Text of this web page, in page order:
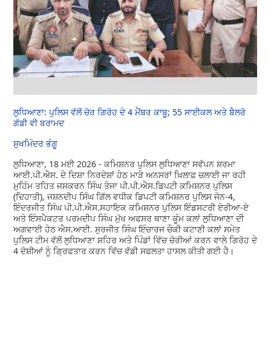
ਲੁਧਿਆਣਾ: ਪੁਲਿਸ ਵੱਲੋਂ ਚੋਰ ਗਿਰੋਹ ਦੇ 4 ਮੈਂਬਰ ਕਾਬੂ; 55 ਸਾਈਕਲ ਅਤੇ ਬੈਲਰੋ
ਗੱਡੀ ਵੀ ਬਰਾਮਦ
ਸੁਖਮਿੰਦਰ ਭੰਗੂ
ਲੁਧਿਆਣਾ, 18 ਮਈ 2026 - ਕਮਿਸ਼ਨਰ ਪੁਲਿਸ ਲੁਧਿਆਣਾ ਸਵੱਪਨ ਸ਼ਰਮਾ
ਆਈ.ਪੀ.ਐਸ. ਦੇ ਦਿਸ਼ਾ ਨਿਰਦੇਸ਼ਾਂ ਹੇਠ ਮਾੜੇ ਅਨਸਰਾਂ ਖ਼ਿਲਾਫ਼ ਚਲਾਈ ਜਾ ਰਹੀ
ਮੁਹਿੰਮ ਤਹਿਤ ਜਸਕਰਨ ਸਿੰਘ ਤੇਜਾ ਪੀ.ਪੀ.ਐਸ.ਡਿਪਟੀ ਕਮਿਸ਼ਨਰ ਪੁਲਿਸ
(ਦਿਹਾਤੀ), ਜਸ਼ਨਦੀਪ ਸਿੰਘ ਗਿੱਲ ਵਧੀਕ ਡਿਪਟੀ ਕਮਿਸ਼ਨਰ ਪੁਲਿਸ ਜੋਨ-4,
ਇੰਦਰਜੀਤ ਸਿੰਘ ਪੀ.ਪੀ.ਐਸ.ਸਹਾਇਕ ਕਮਿਸ਼ਨਰ ਪੁਲਿਸ ਇੰਡਸਟਰੀ ਏਰੀਆ-ਏ
ਅਤੇ ਇੰਸਪੈਕਟਰ ਪਰਮਦੀਪ ਸਿੰਘ ਮੁੱਖ ਅਫਸਰ ਥਾਣਾ ਕੂੰਮ ਕਲਾਂ ਲੁਧਿਆਣਾ ਦੀ
ਅਗਵਾਈ ਹੇਠ ਐਸ.ਆਈ. ਸੁਰਜੀਤ ਸਿੰਘ ਇੰਚਾਰਜ ਚੌਕੀ ਕਟਾਣੀ ਕਲਾਂ ਸਮੇਤ
ਪੁਲਿਸ ਟੀਮ ਵੱਲੋਂ ਲੁਧਿਆਣਾ ਸ਼ਹਿਰ ਅਤੇ ਪਿੰਡਾਂ ਵਿੱਚ ਚੋਰੀਆਂ ਕਰਨ ਵਾਲੇ ਗਿਰੋਹ ਦੇ
4 ਦੋਸ਼ੀਆਂ ਨੂੰ ਗ੍ਰਿਫਤਾਰ ਕਰਨ ਵਿੱਚ ਵੱਡੀ ਸਫਲਤਾ ਹਾਸਲ ਕੀਤੀ ਗਈ ਹੈ।